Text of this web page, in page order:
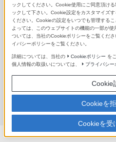
SEL20TC
SEL057FEC
SEL075UWC
VCL-ECF2
ックしてください。Cookie使用にご同意頂け
ックして下さい。Cookie設定をカスタマイズ
ください。Cookieの設定をいつでも管理する
よっては、このウェブサイトの機能の一部が
ついては、当社のCookieポリシーをご覧くだ
イバシーポリシーをご覧ください。
詳細については、当社の Cookieポリシー を
個人情報の取扱いについては、
プライバシー
Cookie
Cookieを
Cookieを受